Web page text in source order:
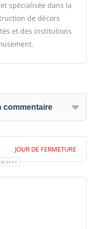
spécialisée dans la
de décors
et des institutions
commentaire
JOUR DE FERMETURE